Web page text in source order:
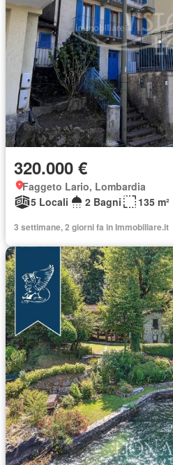
320.000 €
Faggeto Lario, Lombardia
5 Locali
2 Bagni 135 m²
3 settimane, 2 giorni fa in Immobiliare.it